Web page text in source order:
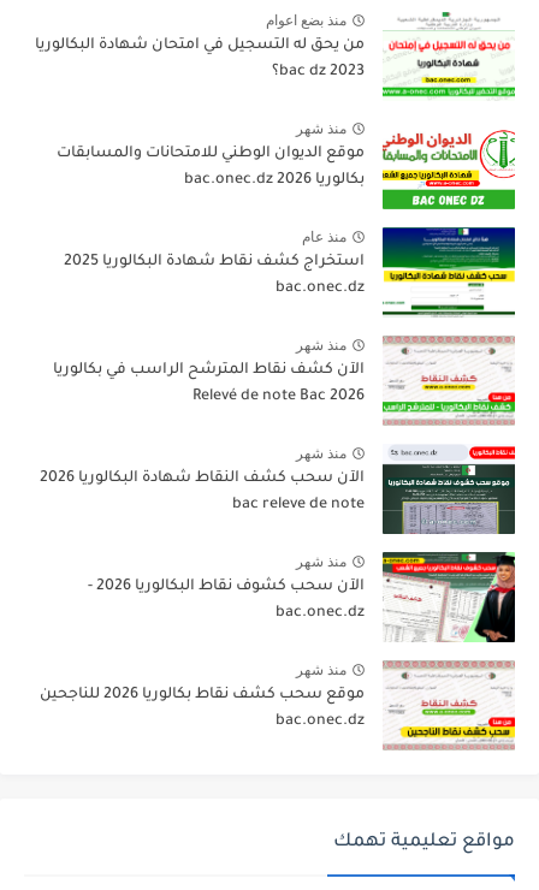
منذ بضع اعوام
من يحق له التسجيل في امتحان شهادة البكالوريا
bac dz 2023؟
منذ شهر
موقع الديوان الوطني للامتحانات والمسابقات
بكالوريا 2026 bac.onec.dz
منذ عام
استخراج كشف نقاط شهادة البكالوريا 2025
bac.onec.dz
منذ شهر
الآن كشف نقاط المترشح الراسب في بكالوريا
2026 Relevé de note Bac
منذ شهر
الآن سحب كشف النقاط شهادة البكالوريا 2026
bac releve de note
منذ شهر
الآن سحب كشوف نقاط البكالوريا 2026 -
bac.onec.dz
منذ شهر
موقع سحب كشف نقاط بكالوريا 2026 للناجحين
bac.onec.dz
مواقع تعليمية تهمك